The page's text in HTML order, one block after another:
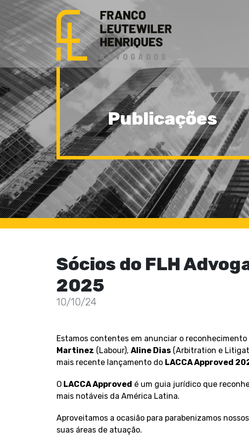
Publicações
Sócios do FLH
2025
10/10/24
Estamos contentes em anunciar o reconhecimento
Martinez (Labour), Aline Dias (Arbitration e
mais recente lançamento do LACCA Approved
O LACCA Approved é um guia jurídico que
mais notáveis da América Latina.
Aproveitamos a ocasião para parabenizamos
suas áreas de atuação.